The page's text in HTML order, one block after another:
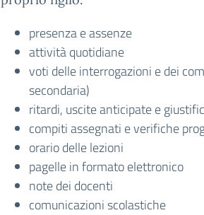
presenza e assenze
attività quotidiane
voti delle interrogazioni e dei
secondaria)
ritardi, uscite anticipate e
compiti assegnati e verifiche
orario delle lezioni
pagelle in formato elettronico
note dei docenti
comunicazioni scolastiche